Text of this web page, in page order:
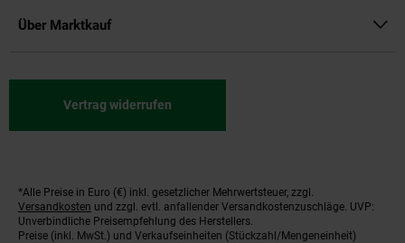
Über Marktkauf
Vertrag widerrufen
Fußnoten
*Alle Preise in Euro (€) inkl. gesetzlicher Mehrwertsteuer, zzgl.
Versandkosten und zzgl. evtl. anfallender Versandkostenzuschläge. UVP:
Unverbindliche Preisempfehlung des Herstellers.
Preise (inkl. MwSt.) und Verkaufseinheiten (Stückzahl/Mengeneinheit)